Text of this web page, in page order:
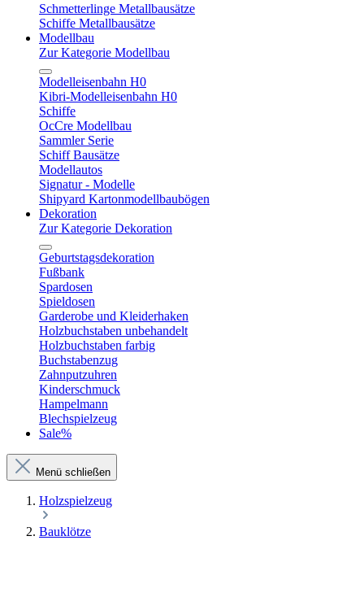
Schmetterlinge Metallbausätze
Schiffe Metallbausätze
Modellbau
Zur Kategorie Modellbau
Modelleisenbahn H0
Kibri-Modelleisenbahn H0
Schiffe
OcCre Modellbau
Sammler Serie
Schiff Bausätze
Modellautos
Signatur - Modelle
Shipyard Kartonmodellbaubögen
Dekoration
Zur Kategorie Dekoration
Geburtstagsdekoration
Fußbank
Spardosen
Spieldosen
Garderobe und Kleiderhaken
Holzbuchstaben unbehandelt
Holzbuchstaben farbig
Buchstabenzug
Zahnputzuhren
Kinderschmuck
Hampelmann
Blechspielzeug
Sale%
Menü schließen
Holzspielzeug
Bauklötze